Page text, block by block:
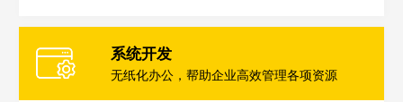
系统开发
无纸化办公，帮助企业高效管理各项资源